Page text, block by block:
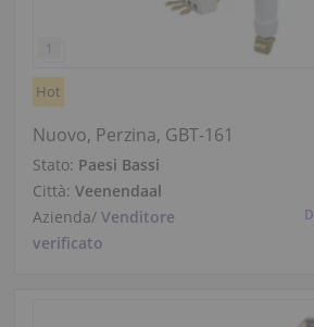
Hot
Nuovo, Perzina, GBT-161
Stato: Paesi Bassi
Città: Veenendaal
Azienda/ Venditore
verificato